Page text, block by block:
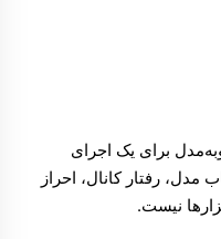
برای یک اجرای
رفتار کانال، احراز
نیست.